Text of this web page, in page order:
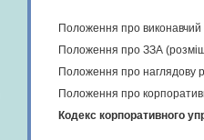
Положення про
Положення про ЗЗА
Положення про наглядову
Положення про
Кодекс корпоративного